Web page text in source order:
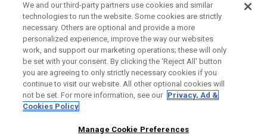
A PROPOS
MENTIONS LÉGALES
We and our third-party partners use cookies and similar
technologies to run the website. Some cookies are strictly
necessary. Others are optional and provide a more
personalized experience, improve the way our websites
work, and support our marketing operations; these will only
be set with your consent. By clicking the ‘Reject All' button
you are agreeing to only strictly necessary cookies if you
continue to visit our website. All other optional cookies will
not be set. For more information, see our Privacy, Ad &
Cookies Policy
Manage Cookie Preferences